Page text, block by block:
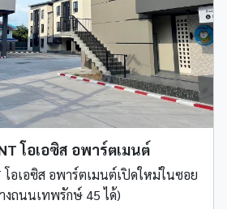
โอเอซิส อพาร์ตเมนต์
โอเอซิส อพาร์ตเมนต์เปิดใหม่ในซอย
ถนนเทพรักษ์ 45 ได้)